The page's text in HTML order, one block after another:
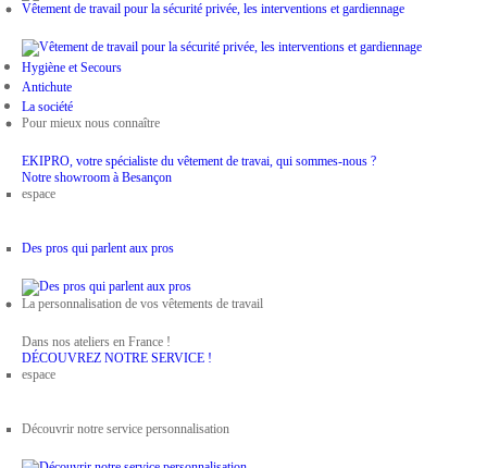
Vêtement de travail pour la sécurité privée, les interventions et gardiennage
Hygiène et Secours
Antichute
La société
Pour mieux nous connaître
EKIPRO, votre spécialiste du vêtement de travai, qui sommes-nous ?
Notre showroom à Besançon
espace
Des pros qui parlent aux pros
La personnalisation de vos vêtements de travail
Dans nos ateliers en France !
DÉCOUVREZ NOTRE SERVICE !
espace
Découvrir notre service personnalisation